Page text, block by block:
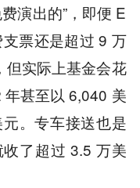
演出的”，即便 E
票还是超过 9 万
但实际上基金会花
甚至以 6,040 美
。专车接送也是
了超过 3.5 万美